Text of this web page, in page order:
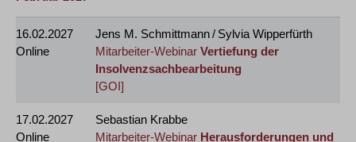
16.02.2027
Online
Jens M. Schmittmann / Sylvia Wipperfürth
Mitarbeiter-Webinar Vertiefung der
Insolvenzsachbearbeitung
[GOI]
17.02.2027
Online
Sebastian Krabbe
Mitarbeiter-Webinar Herausforderungen und